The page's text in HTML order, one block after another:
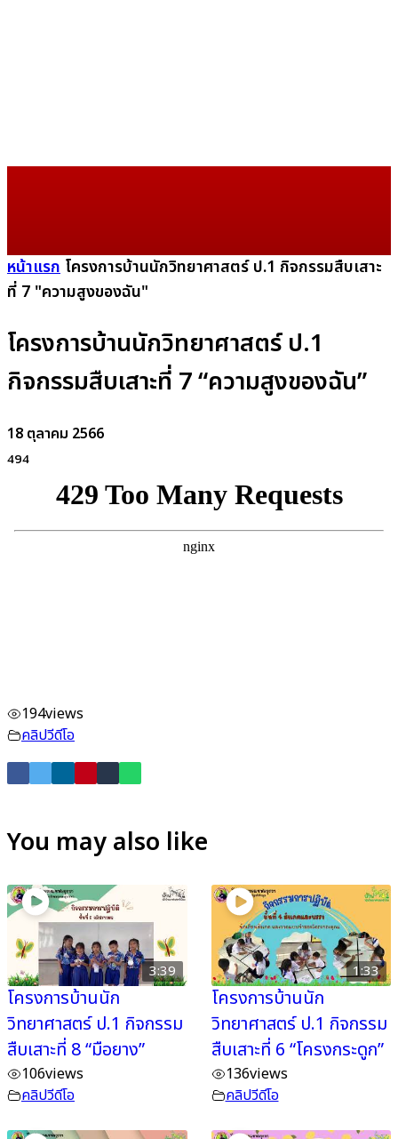
หน้าแรก โครงการบ้านนักวิทยาศาสตร์ ป.1 กิจกรรมสืบเสาะ
ที่ 7 "ความสูงของฉัน"
โครงการบ้านนักวิทยาศาสตร์ ป.1
กิจกรรมสืบเสาะที่ 7 “ความสูงของฉัน”
18 ตุลาคม 2566
494
194views
คลิปวีดีโอ
You may also like
3:39
โครงการบ้านนัก
วิทยาศาสตร์ ป.1 กิจกรรม
สืบเสาะที่ 8 “มือยาง”
106views
คลิปวีดีโอ
1:33
โครงการบ้านนัก
วิทยาศาสตร์ ป.1 กิจกรรม
สืบเสาะที่ 6 “โครงกระดูก”
136views
คลิปวีดีโอ